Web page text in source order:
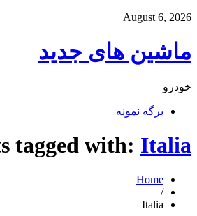
August 6, 2026
ماشین های جدید
خودرو
برگه نمونه
tagged with: Italia
Home
/
Italia